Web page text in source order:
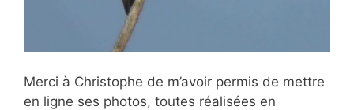
Merci à Christophe de m’avoir permis de mettre
en ligne ses photos, toutes réalisées en